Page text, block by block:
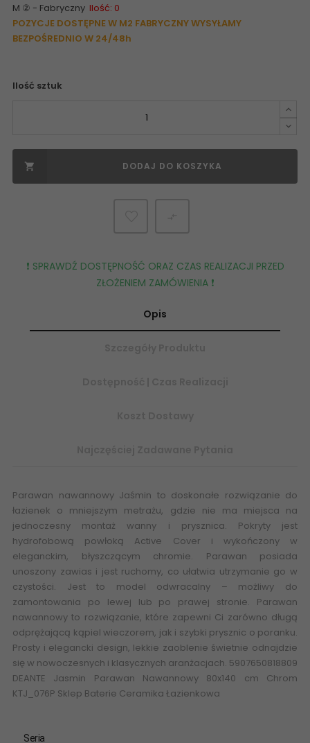
M ② - Fabryczny Ilość: 0
POZYCJE DOSTĘPNE W M2 FABRYCZNY WYSYŁAMY
BEZPOŚREDNIO W 24/48h
Ilość sztuk
 DODAJ DO KOSZYKA
❗️ SPRAWDŹ DOSTĘPNOŚĆ ORAZ CZAS REALIZACJI PRZED
ZŁOŻENIEM ZAMÓWIENIA ❗️
Opis
Parawan nawannowyJaśmin to doskonałe rozwiązanie do
łazienek o mniejszym metrażu, gdzie nie ma miejsca na
jednoczesny montaż wanny i prysznica. Pokryty jest
hydrofobową powłoką Active Cover i wykończony w
eleganckim, błyszczącym chromie. Parawan posiada
unoszony zawias i jest ruchomy, co ułatwia utrzymanie go w
czystości. Jest to model odwracalny – możliwy do
zamontowania po lewej lub po prawej stronie. Parawan
nawannowy to rozwiązanie, które zapewni Ci zarówno długą
odprężającą kąpiel wieczorem, jak i szybki prysznic o poranku.
Prosty i elegancki design, lekkie zaoblenie świetnie odnajdzie
się w nowoczesnych i klasycznych aranżacjach. 5907650818809
DEANTE Jasmin Parawan Nawannowy 80x140 cm Chrom
KTJ_076P Sklep Baterie Ceramika Łazienkowa
Seria